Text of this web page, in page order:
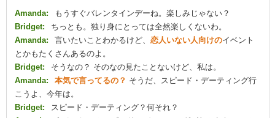
Amanda:
もうすぐバレンタインデーね。楽しみじゃない？
Bridget:
ちっとも。独り身にとっては全然楽しくないわ。
Amanda:
言いたいことわかるけど、 恋人いない人向けのイベント
とかもたくさんあるのよ。
Bridget:
そうなの？ そのなの見たことないけど、私は。
Amanda:
本気で言ってるの？ そうだ、スピード・デーティング行
こうよ、今年は。
Bridget:
スピード・デーティング？何それ？